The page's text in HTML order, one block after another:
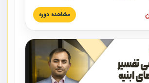
فهرست بها تفسیر و ارائه شده است. این
تصویری بوده و به همراه تصاویر عملیات
علیرضاحسین‌زاده مدیر پروژه مهندسی
فهرست بها رشته ابنیه ارائه شده و به تمام
حوزه صنعت ساخت در حال فعالیت هستند حتما
مطالب این دوره استفاده نمایند.
مشاهده دوره